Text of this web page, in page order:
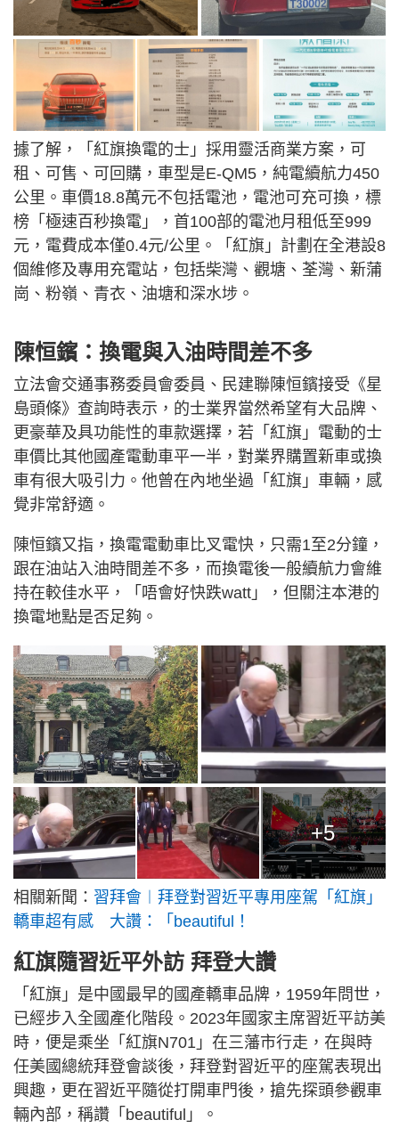
據了解，「紅旗換電的士」採用靈活商業方案，可
租、可售、可回購，車型是E-QM5，純電續航力450
公里。車價18.8萬元不包括電池，電池可充可換，標
榜「極速百秒換電」，首100部的電池月租低至999
元，電費成本僅0.4元/公里。「紅旗」計劃在全港設8
個維修及專用充電站，包括柴灣、觀塘、荃灣、新蒲
崗、粉嶺、青衣、油塘和深水埗。
陳恒鑌：換電與入油時間差不多
立法會交通事務委員會委員、民建聯陳恒鑌接受《星
島頭條》查詢時表示，的士業界當然希望有大品牌、
更豪華及具功能性的車款選擇，若「紅旗」電動的士
車價比其他國產電動車平一半，對業界購置新車或換
車有很大吸引力。他曾在內地坐過「紅旗」車輛，感
覺非常舒適。
陳恒鑌又指，換電電動車比叉電快，只需1至2分鐘，
跟在油站入油時間差不多，而換電後一般續航力會維
持在較佳水平，「唔會好快跌watt」，但關注本港的
換電地點是否足夠。
+5
相關新聞： 習拜會︱拜登對習近平專用座駕「紅旗」
轎車超有感 大讚：「beautiful！
紅旗隨習近平外訪 拜登大讚
「紅旗」是中國最早的國產轎車品牌，1959年問世，
已經步入全國產化階段。2023年國家主席習近平訪美
時，便是乘坐「紅旗N701」在三藩市行走，在與時
任美國總統拜登會談後，拜登對習近平的座駕表現出
興趣，更在習近平隨從打開車門後，搶先探頭參觀車
輛內部，稱讚「beautiful」。